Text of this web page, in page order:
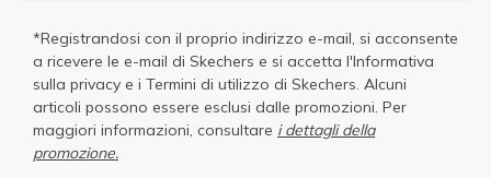
*Registrandosi con il proprio indirizzo e-mail, si acconsente
a ricevere le e-mail di Skechers e si accetta l'Informativa
sulla privacy e i Termini di utilizzo di Skechers. Alcuni
articoli possono essere esclusi dalle promozioni. Per
maggiori informazioni, consultare i dettagli della
promozione.